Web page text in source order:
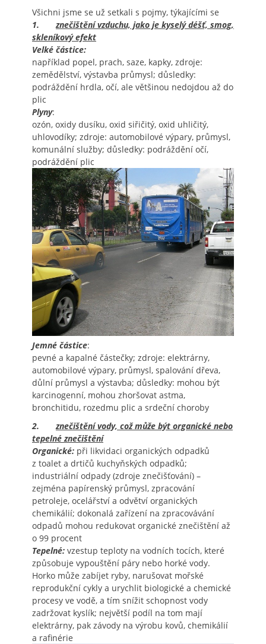
Všichni jsme se už setkali s pojmy, týkajícími se
1.znečištění vzduchu, jako je kyselý déšť, smog,
skleníkový efekt
Velké částice:
například popel, prach, saze, kapky, zdroje:
zemědělství, výstavba průmysl; důsledky:
podráždění hrdla, očí, ale většinou nedojdou až do
plic
Plyny:
ozón, oxidy dusíku, oxid siřičitý, oxid uhličitý,
uhlovodíky; zdroje: automobilové výpary, průmysl,
komunální služby; důsledky: podráždění očí,
podráždění plic
Jemné částice:
pevné a kapalné částečky; zdroje: elektrárny,
automobilové výpary, průmysl, spalování dřeva,
důlní průmysl a výstavba; důsledky: mohou být
karcinogenní, mohou zhoršovat astma,
bronchitidu, rozedmu plic a srdeční choroby
2. znečištění vody, což může být organické nebo
tepelné znečištění
Organické: při likvidaci organických odpadků
z toalet a drtičů kuchyňských odpadků;
industriální odpady (zdroje znečišťování) –
zejména papírenský průmysl, zpracování
petroleje, ocelářství a odvětví organických
chemikálií; dokonalá zařízení na zpracovávání
odpadů mohou redukovat organické znečištění až
o 99 procent
Tepelné: vzestup teploty na vodních tocích, které
způsobuje vypouštění páry nebo horké vody.
Horko může zabíjet ryby, narušovat mořské
reprodukční cykly a urychlit biologické a chemické
procesy ve vodě, a tím snížit schopnost vody
zadržovat kyslík; největší podíl na tom mají
elektrárny, pak závody na výrobu kovů, chemikálií
a rafinérie